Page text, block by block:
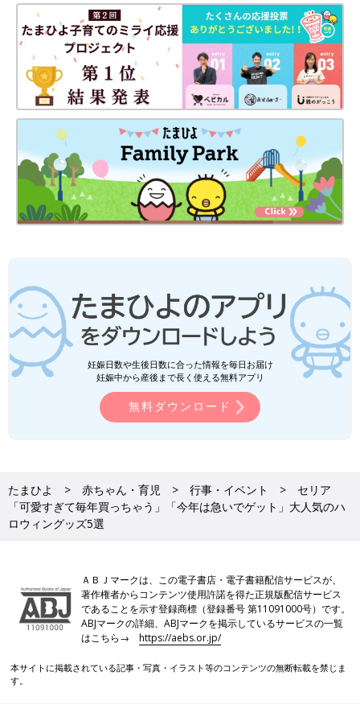
妊娠日数や生後日数に合った情報を毎日お届け
妊娠中から産後まで長く使える無料アプリ
無料ダウンロード
たまひよ 赤ちゃん・育児 行事・イベント
セリア
「可愛すぎて毎年買っちゃう」「今年は急いでゲット」大人気のハ
ロウィングッズ5選
ＡＢＪマークは、この電子書店・電子書籍配信サービスが、
著作権者からコンテンツ使用許諾を得た正規版配信サービス
であることを示す登録商標（登録番号 第11091000号）です。
ABJマークの詳細、ABJマークを掲示しているサービスの一覧
はこちら→https://aebs.or.jp/
本サイトに掲載されている記事・写真・イラスト等のコンテンツの無断転載を禁じま
す。